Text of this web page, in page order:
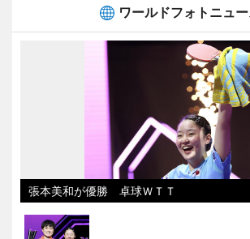
ワールドフォトニュ
張本美和が優勝 卓球ＷＴＴ